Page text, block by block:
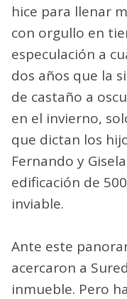
hice para llenar
con orgullo en
especulación a
dos años que la
de castaño a
en el invierno,
que dictan los
Fernando y
edificación de
inviable.
Ante este
acercaron a
inmueble. Pero